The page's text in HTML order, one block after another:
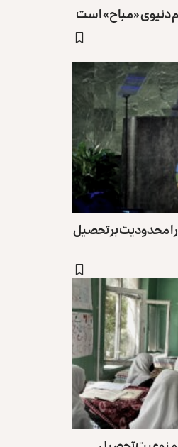
دنیوی «مباح» است
محدودیت بر تحصیل